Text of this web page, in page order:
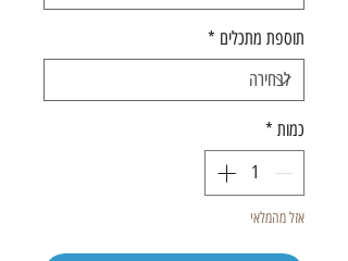
תוספת מתכלים *
כמות *
אזל מהמלאי